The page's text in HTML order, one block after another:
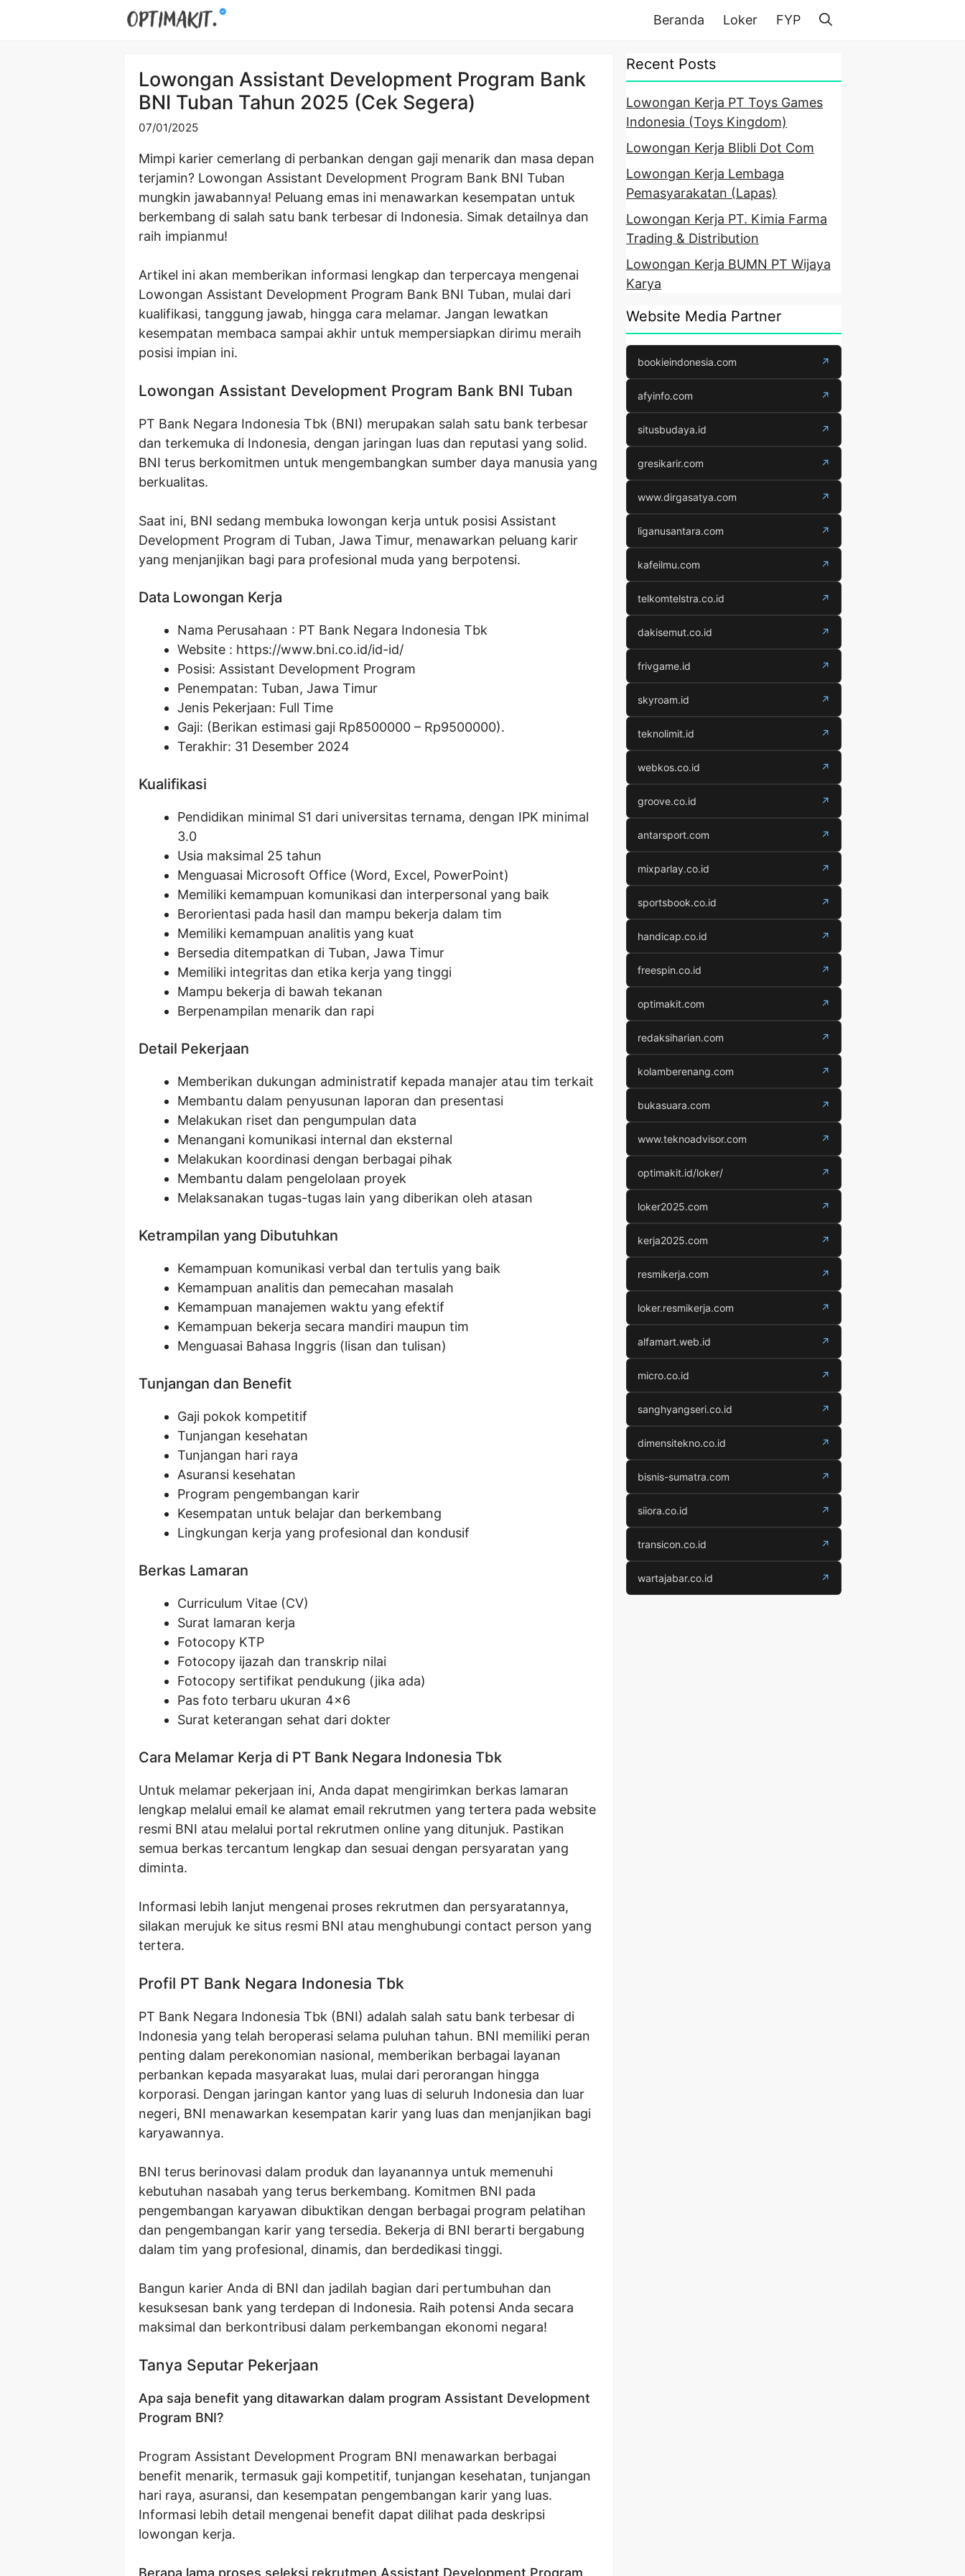
Beranda Loker FYP
Lowongan Assistant Development Program Bank
BNI Tuban Tahun 2025 (Cek Segera)
07/01/2025
Mimpi karier cemerlang di perbankan dengan gaji menarik dan masa depan
terjamin? Lowongan Assistant Development Program Bank BNI Tuban
mungkin jawabannya! Peluang emas ini menawarkan kesempatan untuk
berkembang di salah satu bank terbesar di Indonesia. Simak detailnya dan
raih impianmu!
Artikel ini akan memberikan informasi lengkap dan terpercaya mengenai
Lowongan Assistant Development Program Bank BNI Tuban, mulai dari
kualifikasi, tanggung jawab, hingga cara melamar. Jangan lewatkan
kesempatan membaca sampai akhir untuk mempersiapkan dirimu meraih
posisi impian ini.
Lowongan Assistant Development Program Bank BNI Tuban
PT Bank Negara Indonesia Tbk (BNI) merupakan salah satu bank terbesar
dan terkemuka di Indonesia, dengan jaringan luas dan reputasi yang solid.
BNI terus berkomitmen untuk mengembangkan sumber daya manusia yang
berkualitas.
Saat ini, BNI sedang membuka lowongan kerja untuk posisi Assistant
Development Program di Tuban, Jawa Timur, menawarkan peluang karir
yang menjanjikan bagi para profesional muda yang berpotensi.
Data Lowongan Kerja
Nama Perusahaan : PT Bank Negara Indonesia Tbk
Website : https://www.bni.co.id/id-id/
Posisi: Assistant Development Program
Penempatan: Tuban, Jawa Timur
Jenis Pekerjaan: Full Time
Gaji: (Berikan estimasi gaji Rp8500000 – Rp9500000).
Terakhir: 31 Desember 2024
Kualifikasi
Pendidikan minimal S1 dari universitas ternama, dengan IPK minimal
3.0
Usia maksimal 25 tahun
Menguasai Microsoft Office (Word, Excel, PowerPoint)
Memiliki kemampuan komunikasi dan interpersonal yang baik
Berorientasi pada hasil dan mampu bekerja dalam tim
Memiliki kemampuan analitis yang kuat
Bersedia ditempatkan di Tuban, Jawa Timur
Memiliki integritas dan etika kerja yang tinggi
Mampu bekerja di bawah tekanan
Berpenampilan menarik dan rapi
Detail Pekerjaan
Memberikan dukungan administratif kepada manajer atau tim terkait
Membantu dalam penyusunan laporan dan presentasi
Melakukan riset dan pengumpulan data
Menangani komunikasi internal dan eksternal
Melakukan koordinasi dengan berbagai pihak
Membantu dalam pengelolaan proyek
Melaksanakan tugas-tugas lain yang diberikan oleh atasan
Ketrampilan yang Dibutuhkan
Kemampuan komunikasi verbal dan tertulis yang baik
Kemampuan analitis dan pemecahan masalah
Kemampuan manajemen waktu yang efektif
Kemampuan bekerja secara mandiri maupun tim
Menguasai Bahasa Inggris (lisan dan tulisan)
Tunjangan dan Benefit
Gaji pokok kompetitif
Tunjangan kesehatan
Tunjangan hari raya
Asuransi kesehatan
Program pengembangan karir
Kesempatan untuk belajar dan berkembang
Lingkungan kerja yang profesional dan kondusif
Berkas Lamaran
Curriculum Vitae (CV)
Surat lamaran kerja
Fotocopy KTP
Fotocopy ijazah dan transkrip nilai
Fotocopy sertifikat pendukung (jika ada)
Pas foto terbaru ukuran 4×6
Surat keterangan sehat dari dokter
Cara Melamar Kerja di PT Bank Negara Indonesia Tbk
Untuk melamar pekerjaan ini, Anda dapat mengirimkan berkas lamaran
lengkap melalui email ke alamat email rekrutmen yang tertera pada website
resmi BNI atau melalui portal rekrutmen online yang ditunjuk. Pastikan
semua berkas tercantum lengkap dan sesuai dengan persyaratan yang
diminta.
Informasi lebih lanjut mengenai proses rekrutmen dan persyaratannya,
silakan merujuk ke situs resmi BNI atau menghubungi contact person yang
tertera.
Profil PT Bank Negara Indonesia Tbk
PT Bank Negara Indonesia Tbk (BNI) adalah salah satu bank terbesar di
Indonesia yang telah beroperasi selama puluhan tahun. BNI memiliki peran
penting dalam perekonomian nasional, memberikan berbagai layanan
perbankan kepada masyarakat luas, mulai dari perorangan hingga
korporasi. Dengan jaringan kantor yang luas di seluruh Indonesia dan luar
negeri, BNI menawarkan kesempatan karir yang luas dan menjanjikan bagi
karyawannya.
BNI terus berinovasi dalam produk dan layanannya untuk memenuhi
kebutuhan nasabah yang terus berkembang. Komitmen BNI pada
pengembangan karyawan dibuktikan dengan berbagai program pelatihan
dan pengembangan karir yang tersedia. Bekerja di BNI berarti bergabung
dalam tim yang profesional, dinamis, dan berdedikasi tinggi.
Bangun karier Anda di BNI dan jadilah bagian dari pertumbuhan dan
kesuksesan bank yang terdepan di Indonesia. Raih potensi Anda secara
maksimal dan berkontribusi dalam perkembangan ekonomi negara!
Tanya Seputar Pekerjaan
Apa saja benefit yang ditawarkan dalam program Assistant Development
Program BNI?
Program Assistant Development Program BNI menawarkan berbagai
benefit menarik, termasuk gaji kompetitif, tunjangan kesehatan, tunjangan
hari raya, asuransi, dan kesempatan pengembangan karir yang luas.
Informasi lebih detail mengenai benefit dapat dilihat pada deskripsi
lowongan kerja.
Berapa lama proses seleksi rekrutmen Assistant Development Program
Recent Posts
Lowongan Kerja PT Toys Games
Indonesia (Toys Kingdom)
Lowongan Kerja Blibli Dot Com
Lowongan Kerja Lembaga
Pemasyarakatan (Lapas)
Lowongan Kerja PT. Kimia Farma
Trading & Distribution
Lowongan Kerja BUMN PT Wijaya
Karya
Website Media Partner
bookieindonesia.com ↗
afyinfo.com ↗
situsbudaya.id ↗
gresikarir.com ↗
www.dirgasatya.com ↗
liganusantara.com ↗
kafeilmu.com ↗
telkomtelstra.co.id ↗
dakisemut.co.id ↗
frivgame.id ↗
skyroam.id ↗
teknolimit.id ↗
webkos.co.id ↗
groove.co.id ↗
antarsport.com ↗
mixparlay.co.id ↗
sportsbook.co.id ↗
handicap.co.id ↗
freespin.co.id ↗
optimakit.com ↗
redaksiharian.com ↗
kolamberenang.com ↗
bukasuara.com ↗
www.teknoadvisor.com ↗
optimakit.id/loker/ ↗
loker2025.com ↗
kerja2025.com ↗
resmikerja.com ↗
loker.resmikerja.com ↗
alfamart.web.id ↗
micro.co.id ↗
sanghyangseri.co.id ↗
dimensitekno.co.id ↗
bisnis-sumatra.com ↗
siiora.co.id ↗
transicon.co.id ↗
wartajabar.co.id ↗